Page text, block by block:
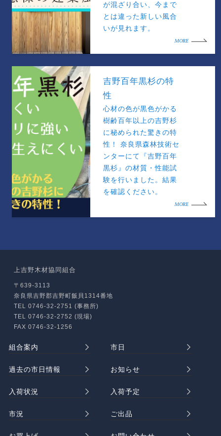
が混ざり合い、今まで
とは違った新しい風合
いが見れます。
MORE
吉野百年黒杉の特
性
心材の色が黒色がかる
樹齢百年以上の吉野杉
に秘められた驚きの特
性！ 奈良県森林技術セ
ンターにて『吉野百年
黒杉』の材質・性能試
験を行いました。結果
を確認ください。
MORE
上吉野木材協同組合
〒639-3113
奈良県吉野郡吉野町飯貝1314番地
TEL 0746-32-2751 (事務所)
TEL 0746-32-2752 (現場)
FAX 0746-32-1256
組合案内 市日
過去の市日情報 お知らせ
入荷状況 入荷予定
市況 ご出品